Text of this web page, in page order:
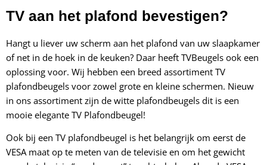
TV aan het plafond bevestigen?
Hangt u liever uw scherm aan het plafond van uw slaapkamer
of net in de hoek in de keuken? Daar heeft TVBeugels ook een
oplossing voor. Wij hebben een breed assortiment TV
plafondbeugels voor zowel grote en kleine schermen. Nieuw
in ons assortiment zijn de witte plafondbeugels dit is een
mooie elegante TV Plafondbeugel!
Ook bij een TV plafondbeugel is het belangrijk om eerst de
VESA maat op te meten van de televisie en om het gewicht